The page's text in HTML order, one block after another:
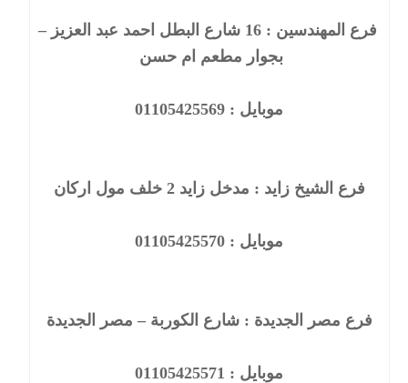
فرع المهندسين : 16 شارع البطل احمد عبد العزيز –
بجوار مطعم ام حسن
موبايل : 01105425569
فرع الشيخ زايد : مدخل زايد 2 خلف مول اركان
موبايل : 01105425570
فرع مصر الجديدة : شارع الكوربة – مصر الجديدة
موبايل : 01105425571